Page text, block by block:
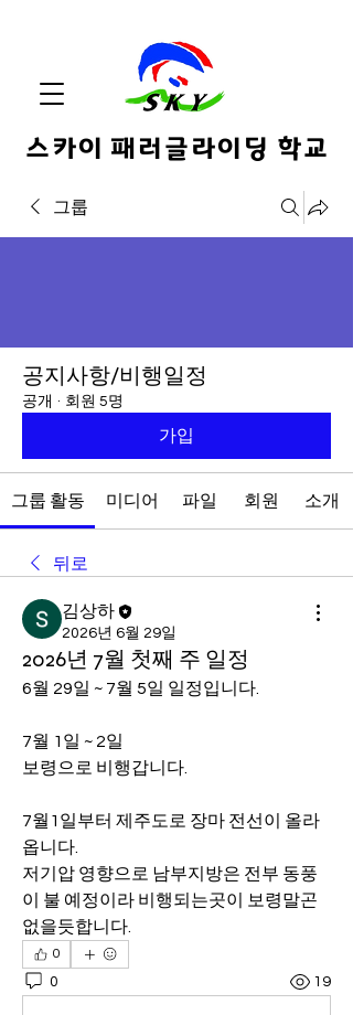
스카이 패러글라이딩 학교
그룹
공지사항/비행일정
공개 · 회원 5명
가입
그룹 활동 미디어 파일 회원 소개
뒤로
김상하
2026년 6월 29일
2026년 7월 첫째 주 일정
6월 29일 ~ 7월 5일 일정입니다.
7월 1일 ~ 2일
보령으로 비행갑니다.
7월1일부터 제주도로 장마 전선이 올라
옵니다.
저기압 영향으로 남부지방은 전부 동풍
이 불 예정이라 비행되는곳이 보령말곤
없을듯합니다.
0
0 19